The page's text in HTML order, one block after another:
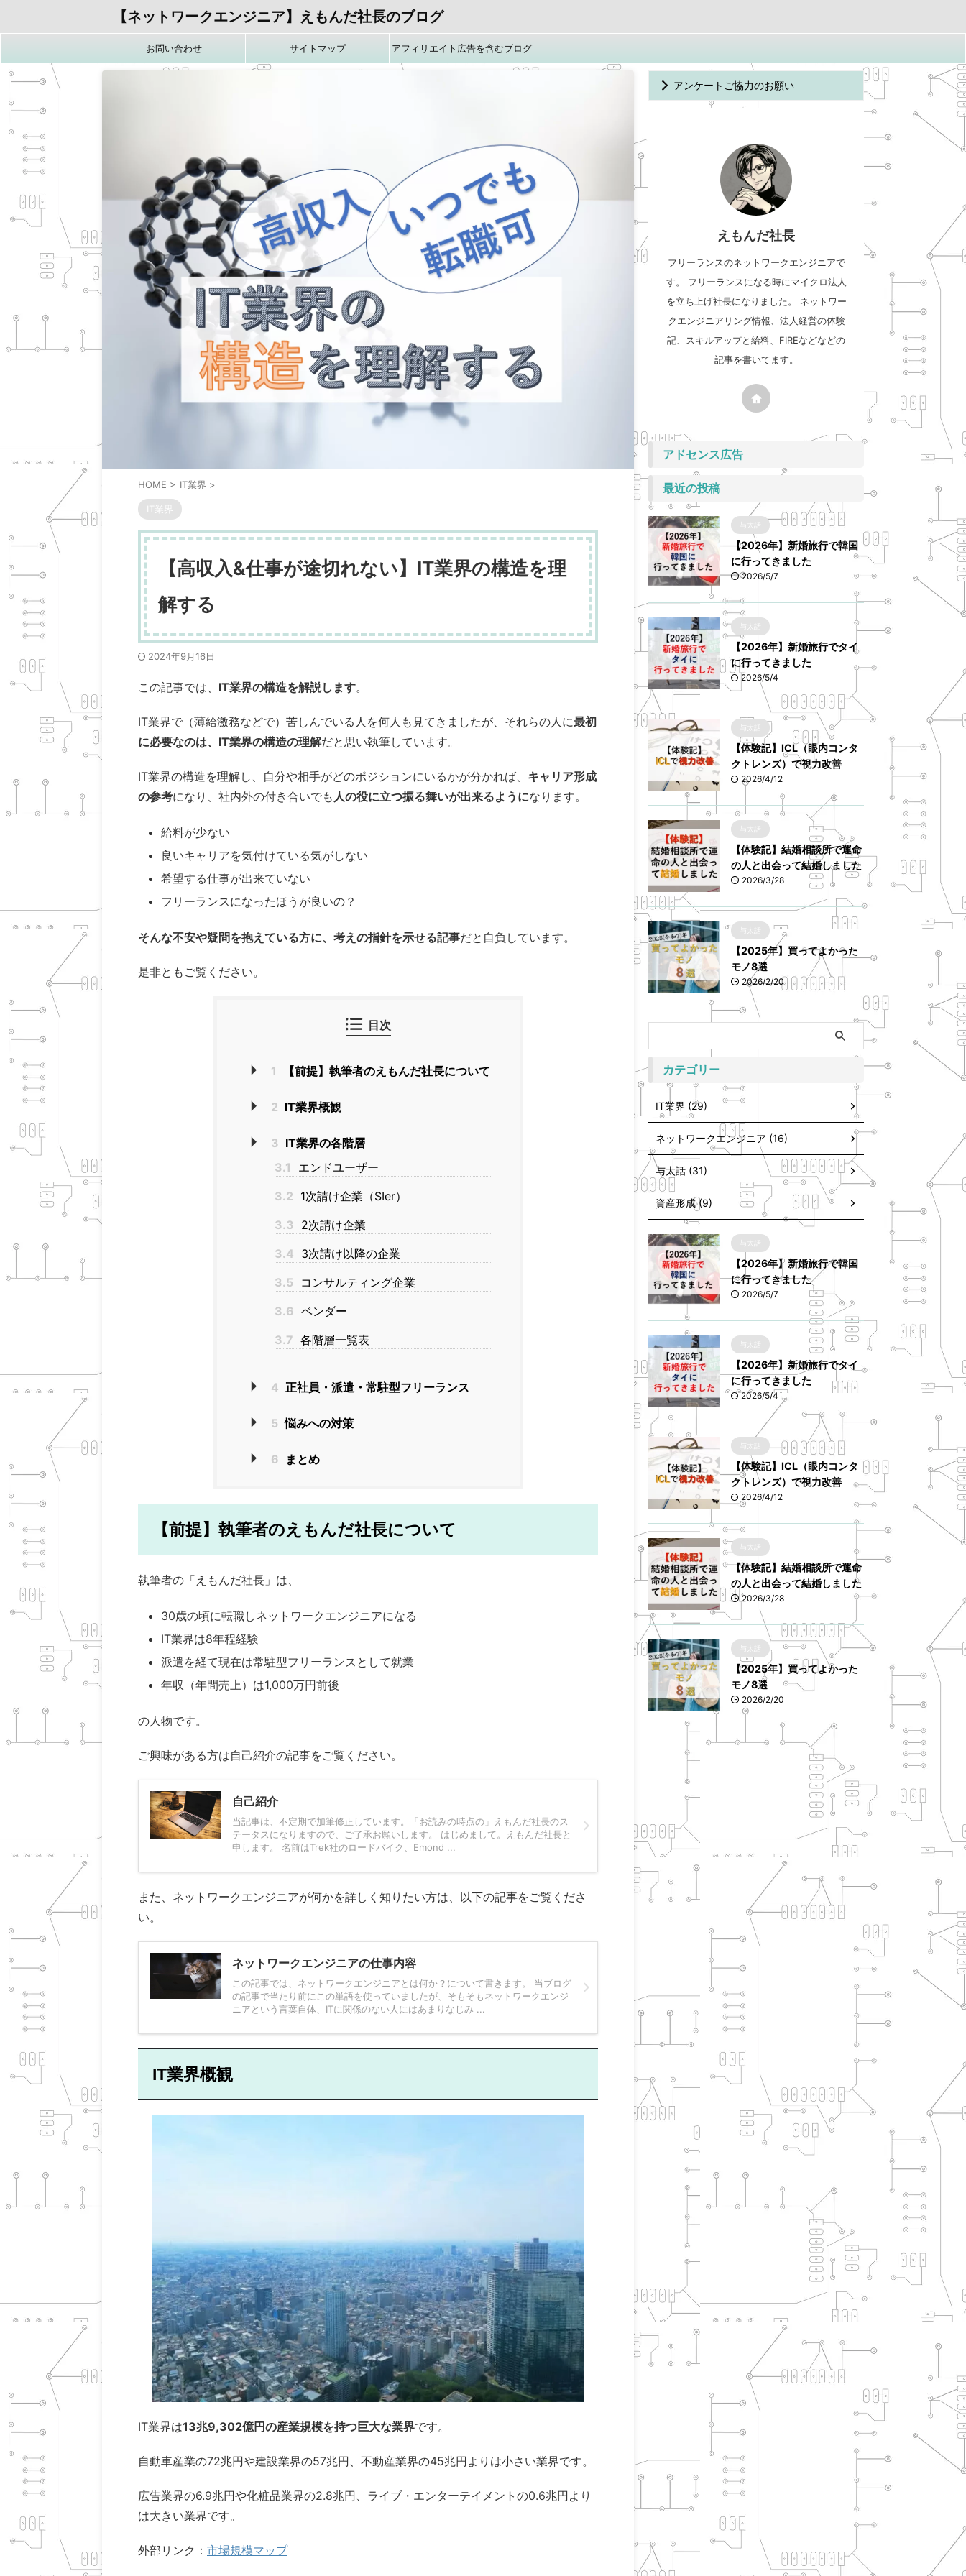
【ネットワークエンジニア】えもんだ社長のブログ
お問い合わせ サイトマップ アフィリエイト広告を含むブログ
HOME > IT業界 >
IT業界
【高収入&仕事が途切れない】IT業界の構造を理
解する
2024年9月16日
この記事では、 IT業界の構造を解説します。
IT業界で（薄給激務などで）苦しんでいる人を何人も見てきましたが、それらの人に最初
に必要なのは、IT業界の構造の理解だと思い執筆しています。
IT業界の構造を理解し、自分や相手がどのポジションにいるかが分かれば、 キャリア形成
の参考になり、社内外の付き合いでも 人の役に立つ振る舞いが出来るようになります。
給料が少ない
良いキャリアを気付けている気がしない
希望する仕事が出来ていない
フリーランスになったほうが良いの？
そんな不安や疑問を抱えている方に、考えの指針を示せる記事だと自負しています。
是非ともご覧ください。
目次
1 【前提】執筆者のえもんだ社長について
2 IT業界概観
3 IT業界の各階層
3.1
エンドユーザー
3.2 1次請け企業（SIer）
3.3 2次請け企業
3.4 3次請け以降の企業
3.5
コンサルティング企業
3.6 ベンダー
3.7 各階層一覧表
4 正社員・派遣・常駐型フリーランス
5 悩みへの対策
6 まとめ
【前提】執筆者のえもんだ社長について
執筆者の「えもんだ社長」は、
30歳の頃に転職しネットワークエンジニアになる
IT業界は8年程経験
派遣を経て現在は常駐型フリーランスとして就業
年収（年間売上）は1,000万円前後
の人物です。
ご興味がある方は自己紹介の記事をご覧ください。
自己紹介
当記事は、不定期で加筆修正しています。「お読みの時点の」えもんだ社長のス
テータスになりますので、ご了承お願いします。 はじめまして。えもんだ社長と
申します。 名前はTrek社のロードバイク、Emond ...
また、ネットワークエンジニアが何かを詳しく知りたい方は、以下の記事をご覧くださ
い。
ネットワークエンジニアの仕事内容
この記事では、ネットワークエンジニアとは何か？について書きます。 当ブログ
の記事で当たり前にこの単語を使っていましたが、そもそもネットワークエンジ
ニアという言葉自体、ITに関係のない人にはあまりなじみ ...
IT業界概観
IT業界は13兆9,302億円の産業規模を持つ巨大な業界です。
自動車産業の72兆円や建設業界の57兆円、不動産業界の45兆円よりは小さい業界です。
広告業界の6.9兆円や化粧品業界の2.8兆円、ライブ・エンターテイメントの0.6兆円より
は大きい業界です。
外部リンク： 市場規模マップ
アンケートご協力のお願い
えもんだ社長
フリーランスのネットワークエンジニアで
す。 フリーランスになる時にマイクロ法人
を立ち上げ社長になりました。 ネットワー
クエンジニアリング情報、法人経営の体験
記、スキルアップと給料、FIREなどなどの
記事を書いてます。
アドセンス広告
最近の投稿
【2026年】新婚旅行で韓国
に行ってきました
2026/5/7
【2026年】新婚旅行でタイ
に行ってきました
2026/5/4
【体験記】ICL（眼内コンタ
クトレンズ）で視力改善
2026/4/12
【体験記】結婚相談所で運命
の人と出会って結婚しました
2026/3/28
【2025年】買ってよかった
モノ8選
2026/2/20
カテゴリー
IT業界 (29)
ネットワークエンジニア (16)
与太話 (31)
資産形成 (9)
【2026年】新婚旅行で韓国
に行ってきました
2026/5/7
【2026年】新婚旅行でタイ
に行ってきました
2026/5/4
【体験記】ICL（眼内コンタ
クトレンズ）で視力改善
2026/4/12
【体験記】結婚相談所で運命
の人と出会って結婚しました
2026/3/28
【2025年】買ってよかった
モノ8選
2026/2/20